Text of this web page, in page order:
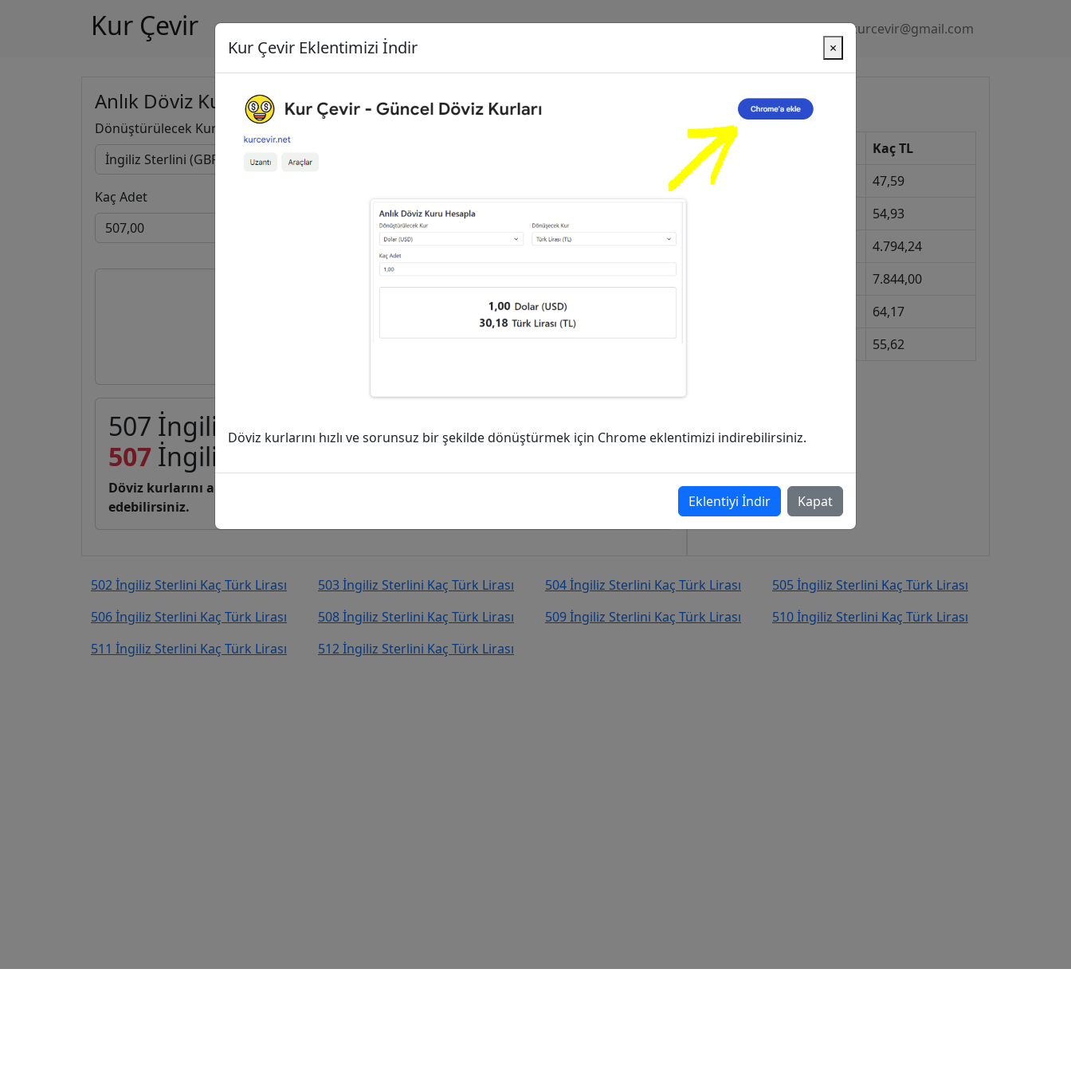
Kur Çevir Gizlilik Politikası kurcevir@gmail.com
Anlık Döviz Kuru Hesapla
Dönüştürülecek Kur
Kaç Adet
İngiliz Sterlini (GBP)
507 İngiliz Sterlini (GBP) kaç Türk Lirası (TL)?
507 İngiliz Sterlini Türk Lirası (TL)
Döviz kurlarını anlık, canlı, basit bir şekilde kurcevir.net adresinden takip
edebilirsiniz.
Güncel Kurlar
Kur
Kaç TL
Dolar
47,59
54,93
4.794,24
7.844,00
64,17
55,62
502 İngiliz Sterlini Kaç Türk Lirası 503 İngiliz Sterlini Kaç Türk Lirası 504 İngiliz Sterlini Kaç Türk Lirası
505 İngiliz Sterlini Kaç Türk Lirası
506 İngiliz Sterlini Kaç Türk Lirası
508 İngiliz Sterlini Kaç Türk Lirası 509 İngiliz Sterlini Kaç Türk Lirası
510 İngiliz Sterlini Kaç Türk Lirası
511 İngiliz Sterlini Kaç Türk Lirası
512 İngiliz Sterlini Kaç Türk Lirası
Kur Çevir Eklentimizi İndir ×
Döviz kurlarını hızlı ve sorunsuz bir şekilde dönüştürmek için Chrome eklentimizi indirebilirsiniz.
Eklentiyi İndir Kapat